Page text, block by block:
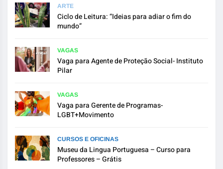
ARTE
Ciclo de Leitura: “Ideias para adiar o fim do
mundo”
VAGAS
Vaga para Agente de Proteção Social- Instituto
Pilar
VAGAS
Vaga para Gerente de Programas-
LGBT+Movimento
CURSOS E OFICINAS
Museu da Lingua Portuguesa – Curso para
Professores – Grátis